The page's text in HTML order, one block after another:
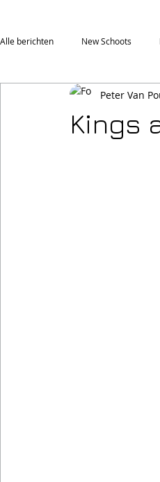
Alle berichten New Schoots
Tips/Hints
Kings
Peter Van